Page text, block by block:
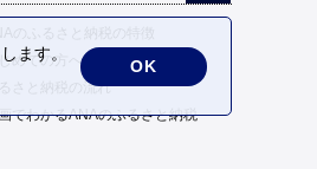
のふるさと納税の特徴
めての方へ
るさと納税の流れ
でわかるANAのふるさと納税
ます。
OK